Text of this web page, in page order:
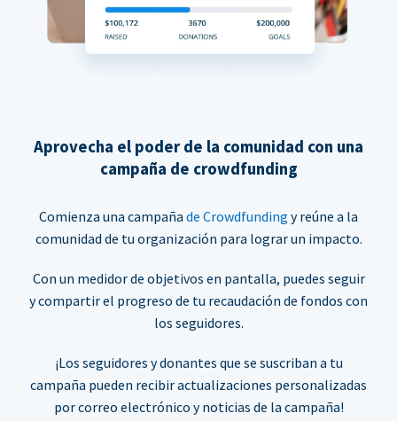
Aprovecha el poder de la comunidad con una
campaña de crowdfunding
Comienza una campaña de Crowdfunding y reúne a la
comunidad de tu organización para lograr un impacto.
Con un medidor de objetivos en pantalla, puedes seguir
y compartir el progreso de tu recaudación de fondos con
los seguidores.
¡Los seguidores y donantes que se suscriban a tu
campaña pueden recibir actualizaciones personalizadas
por correo electrónico y noticias de la campaña!